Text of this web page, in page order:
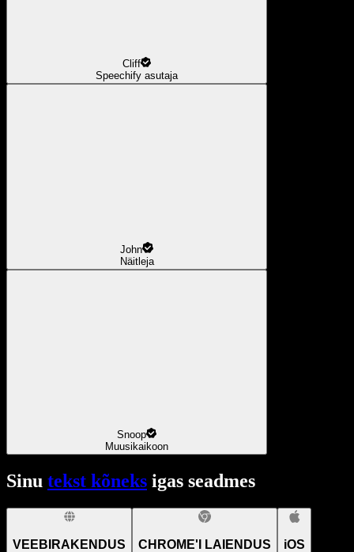
Cliff
Speechify asutaja
John
Näitleja
Snoop
Muusikaikoon
Sinu tekst kõneks igas seadmes
VEEBIRAKENDUS CHROME'I LAIENDUS iOS